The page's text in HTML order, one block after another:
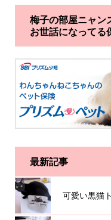
梅子の部屋ニャン
お世話になってる
最新記事
可愛い黒猫